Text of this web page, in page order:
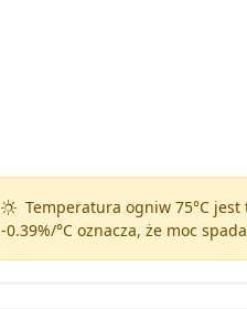
Temperatura ogniw 75°C
-0.39%/°Coznacza, że moc